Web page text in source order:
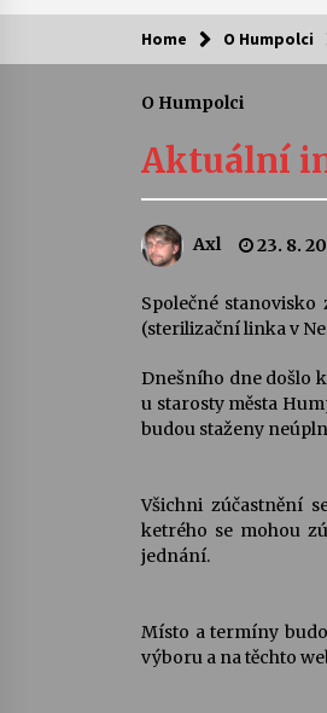
Kam za
4.
28.
Miller
22.
13.
Home O Humpolci
O Humpolci
Aktuální
Axl 23. 8.
Společné
(sterilizační linka v
Dnešního dne došlo
u starosty města
budou staženy
Všichni zúčastnění
ketrého se mohou
jednání.
Místo a termíny
výboru a na těchto